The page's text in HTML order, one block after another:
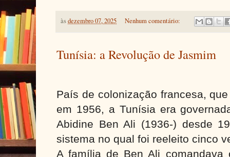
àsdezembro 07, 2025 Nenhum comentário:
Tunísia: a Revolução de Jasmim
País de colonização francesa,
em 1956, a Tunísia era
Abidine Ben Ali (1936-) desde
sistema no qual foi reeleito cinco
A família de Ben Ali comandava